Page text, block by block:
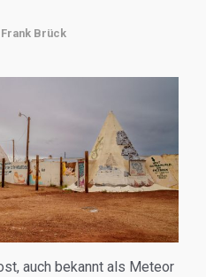
Frank Brück
auch bekannt als Meteor